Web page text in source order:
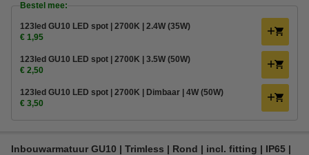
Bestel mee:
123led GU10 LED spot | 2700K | 2.4W (35W)
€ 1,95
123led GU10 LED spot | 2700K | 3.5W (50W)
€ 2,50
123led GU10 LED spot | 2700K | Dimbaar | 4W (50W)
€ 3,50
Inbouwarmatuur GU10 | Trimless | Rond | incl. fitting | IP65 |